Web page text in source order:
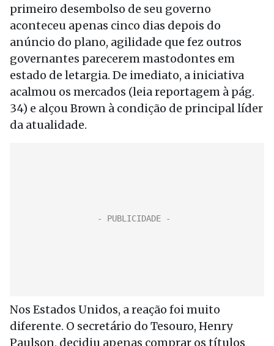
primeiro desembolso de seu governo
aconteceu apenas cinco dias depois do
anúncio do plano, agilidade que fez outros
governantes parecerem mastodontes em
estado de letargia. De imediato, a iniciativa
acalmou os mercados (leia reportagem à pág.
34) e alçou Brown à condição de principal líder
da atualidade.
Nos Estados Unidos, a reação foi muito
diferente. O secretário do Tesouro, Henry
Paulson, decidiu apenas comprar os títulos